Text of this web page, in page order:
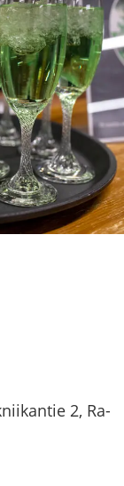
2, Ra­